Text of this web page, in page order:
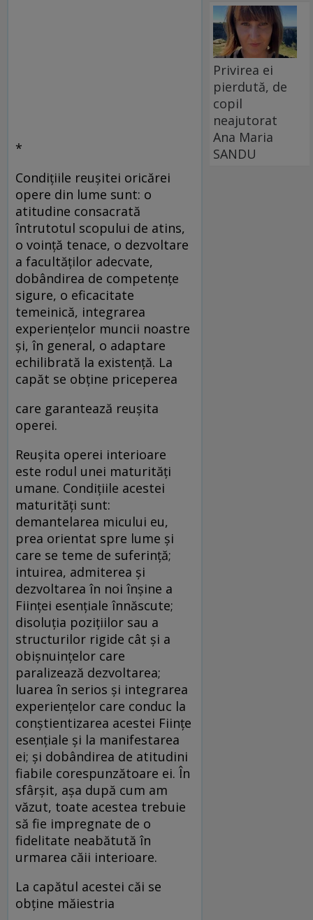
*
Condiţiile reuşitei oricărei
opere din lume sunt: o
atitudine consacrată
întrutotul scopului de atins,
o voinţă tenace, o dezvoltare
a facultăţilor adecvate,
dobândirea de competenţe
sigure, o eficacitate
temeinică, integrarea
experienţelor muncii noastre
şi, în general, o adaptare
echilibrată la existenţă. La
capăt se obţine priceperea
care garantează reuşita
operei.
Reuşita operei interioare
este rodul unei maturităţi
umane. Condiţiile acestei
maturităţi sunt:
demantelarea micului eu,
prea orientat spre lume şi
care se teme de suferinţă;
intuirea, admiterea şi
dezvoltarea în noi înşine a
Fiinţei esenţiale înnăscute;
disoluţia poziţiilor sau a
structurilor rigide cât şi a
obişnuinţelor care
paralizează dezvoltarea;
luarea în serios şi integrarea
experienţelor care conduc la
conştientizarea acestei Fiinţe
esenţiale şi la manifestarea
ei; şi dobândirea de atitudini
fiabile corespunzătoare ei. În
sfârşit, aşa după cum am
văzut, toate acestea trebuie
să fie impregnate de o
fidelitate neabătută în
urmarea căii interioare.
La capătul acestei căi se
obţine măiestria
Privirea ei
pierdută, de
copil
neajutorat
Ana Maria
SANDU